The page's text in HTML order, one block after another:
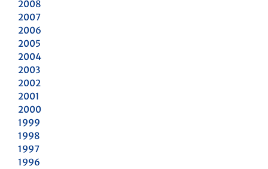
2008
2007
2006
2005
2004
2003
2002
2001
2000
1999
1998
1997
1996